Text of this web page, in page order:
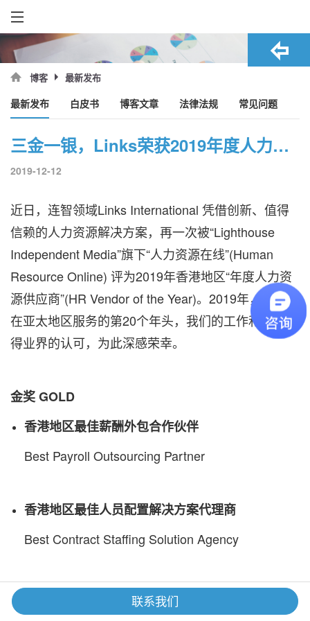
博客 最新发布
最新发布 白皮书 博客文章 法律法规 常见问题
三金一银，Links荣获2019年度人力资源供应商奖
2019-12-12
近日，连智领域Links International 凭借创新、值得
信赖的人力资源解决方案，再一次被“Lighthouse
Independent Media”旗下“人力资源在线”(Human
Resource Online) 评为2019年香港地区“年度人力资
源供应商”(HR Vendor of the Year)。2019年，是我们
在亚太地区服务的第20个年头，我们的工作和努力获
得业界的认可，为此深感荣幸。
金奖 GOLD
香港地区最佳薪酬外包合作伙伴
Best Payroll Outsourcing Partner
香港地区最佳人员配置解决方案代理商
Best Contract Staffing Solution Agency
香港地区最佳人力资源招聘企业
联系我们